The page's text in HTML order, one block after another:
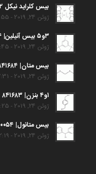
بیس کلراید نیکل ۲| ۸۱۸۱۵۸
ژوئن 24, 2019 - 12:55 ب.ظ
۳و۵ بیس آنیلین| ۸۴۱۱۴۴
ژوئن 24, 2019 - 12:45 ب.ظ
بیس متان| ۸۴۱۶۸۴
ژوئن 24, 2019 - 12:31 ب.ظ
۱و۴ بنزن| ۸۴۱۶۸۳
ژوئن 24, 2019 - 12:25 ب.ظ
بیس متانول| ۸۴۰۰۵۴
ژوئن 24, 2019 - 12:19 ب.ظ